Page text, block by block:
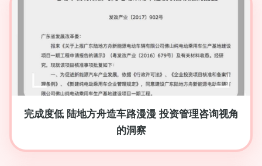
完成度低 陆地方舟造车路漫漫 投资管理咨询视角
的洞察